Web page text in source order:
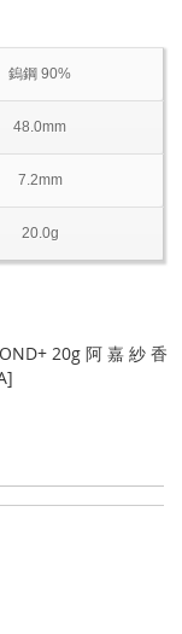
鎢鋼 90%
48.0mm
7.2mm
20.0g
20g 阿 嘉 紗 香